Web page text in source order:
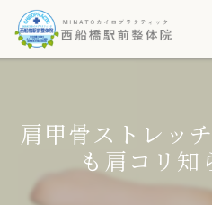
肩甲骨ストレッ
も肩コリ知